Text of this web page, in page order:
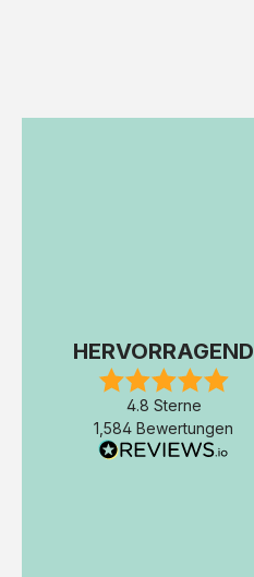
HERVORRAGEND
4.8 Sterne
1,584 Bewertungen